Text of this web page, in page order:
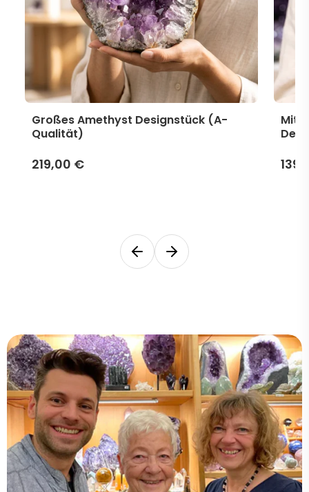
Großes Amethyst Designstück (A-
Qualität)
219,00 €